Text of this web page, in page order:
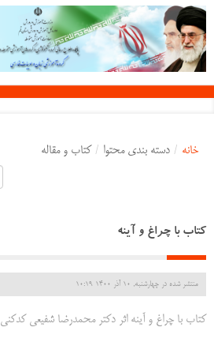
خانه / دسته بندی محتوا / کتاب و مقاله
کتاب با چراغ و آینه
منتشر شده در چهارشنبه, 10 آذر 1400 10:19
کتاب با چراغ و آینه اثر دکتر محمدرضا شفیعی کدکنی